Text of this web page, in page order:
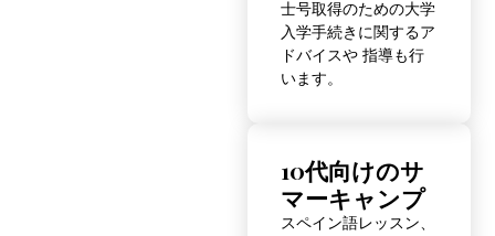
士号取得のための大学
入学手続きに関するア
ドバイスや 指導も行
います。
10代向けのサ
マーキャンプ
スペイン語レッスン、